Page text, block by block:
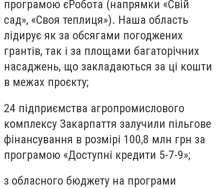
програмою єРобота (напрямки «Свій
сад», «Своя теплиця»). Наша область
лідирує як за обсягами погоджених
грантів, так і за площами багаторічних
насаджень, що закладаються за ці кошти
в межах проєкту;
24 підприємства агропромислового
комплексу Закарпаття залучили пільгове
фінансування в розмірі 100,8 млн грн за
програмою «Доступні кредити 5-7-9»;
з обласного бюджету на програми